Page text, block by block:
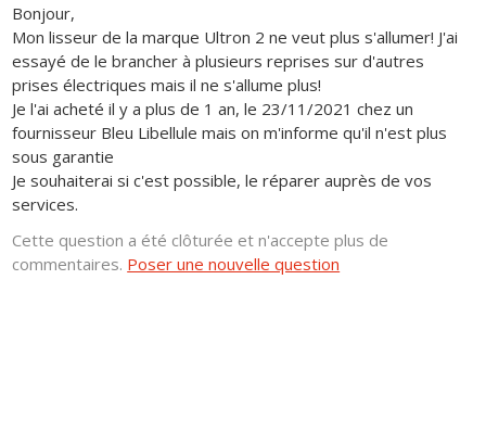
Bonjour,
Mon lisseur de la marque Ultron 2 ne veut plus s'allumer! J'ai
essayé de le brancher à plusieurs reprises sur d'autres
prises électriques mais il ne s'allume plus!
Je l'ai acheté il y a plus de 1 an, le 23/11/2021 chez un
fournisseur Bleu Libellule mais on m'informe qu'il n'est plus
sous garantie
Je souhaiterai si c'est possible, le réparer auprès de vos
services.
Cette question a été clôturée et n'accepte plus de
commentaires. Poser une nouvelle question